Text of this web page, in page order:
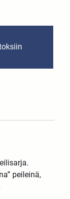
peileinä,